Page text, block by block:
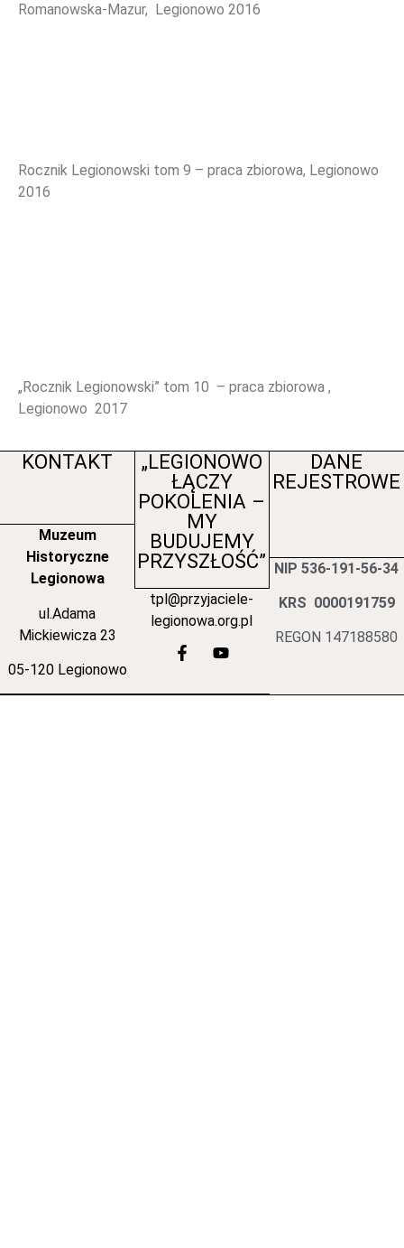
Romanowska-Mazur, Legionowo 2016
Rocznik Legionowski tom 9 – praca zbiorowa, Legionowo
2016
„Rocznik Legionowski” tom 10 – praca zbiorowa ,
Legionowo 2017
KONTAKT
Muzeum
Historyczne
Legionowa
ul.Adama
Mickiewicza 23
05-120 Legionowo
„LEGIONOWO
ŁĄCZY
POKOLENIA –
MY
BUDUJEMY
PRZYSZŁOŚĆ”
tpl@przyjaciele-
legionowa.org.pl
DANE
REJESTROWE
NIP 536-191-56-34
KRS 0000191759
REGON 147188580